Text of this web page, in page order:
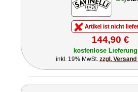
Artikel ist nicht
144,90 €
kostenlose Lieferung
inkl. 19% MwSt. zzgl.